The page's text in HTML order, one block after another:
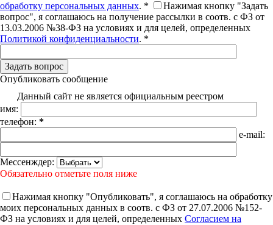
обработку персональных данных. *
Нажимая кнопку "Задать
вопрос", я соглашаюсь на получение рассылки в соотв. с ФЗ от
13.03.2006 №38-ФЗ на условиях и для целей, определенных
Политикой конфиденциальности. *
Опубликовать сообщение
Данный сайт не является официальным реестром
имя:
телефон: *
e-mail:
Мессенждер:
Обязательно отметьте поля ниже
Нажимая кнопку "Опубликовать", я соглашаюсь на обработку
моих персональных данных в соотв. с ФЗ от 27.07.2006 №152-
ФЗ на условиях и для целей, определенных Согласием на